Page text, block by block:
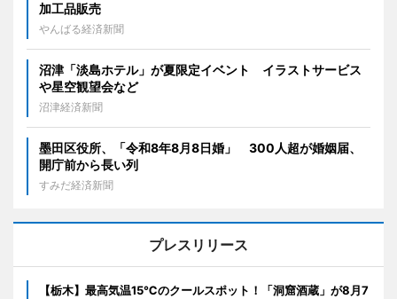
加工品販売
やんばる経済新聞
沼津「淡島ホテル」が夏限定イベント イラストサービス
や星空観望会など
沼津経済新聞
墨田区役所、「令和8年8月8日婚」 300人超が婚姻届、
開庁前から長い列
すみだ経済新聞
プレスリリース
【栃木】最高気温15℃のクールスポット！「洞窟酒蔵」が8月7